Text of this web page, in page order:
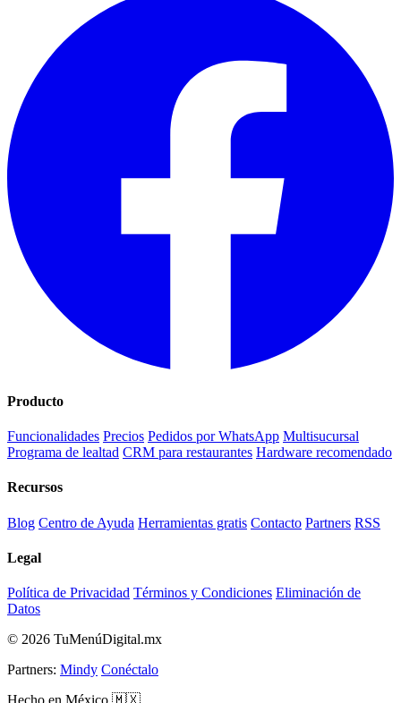
Producto
Funcionalidades Precios Pedidos por WhatsApp Multisucursal
Programa de lealtad CRM para restaurantes Hardware recomendado
Recursos
Blog Centro de Ayuda Herramientas gratis Contacto Partners RSS
Legal
Política de Privacidad Términos y Condiciones Eliminación de
Datos
© 2026 TuMenúDigital.mx
Partners: Mindy Conéctalo
Hecho en México 🇲🇽